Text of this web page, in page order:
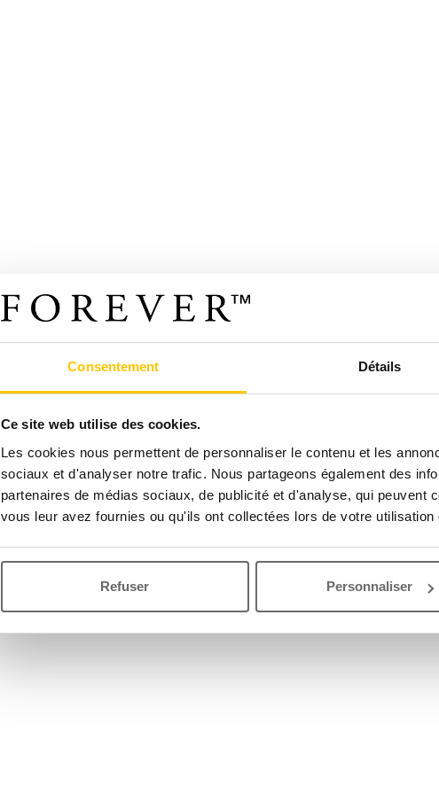
Consentement Détails
Ce site web utilise des cookies.
Les cookies nous permettent de personnaliser le contenu et les
sociaux et d'analyser notre trafic. Nous partageons également des
partenaires de médias sociaux, de publicité et d'analyse, qui peuvent
vous leur avez fournies ou qu'ils ont collectées lors de votre
Refuser Personnaliser